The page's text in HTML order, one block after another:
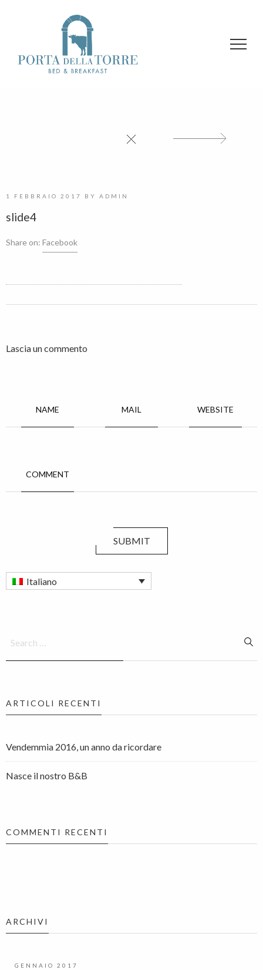
1 FEBBRAIO 2017 BY ADMIN
slide4
Share on: Facebook
Lascia un commento
NAME MAIL WEBSITE
COMMENT
SUBMIT
Italiano
ARTICOLI RECENTI
Vendemmia 2016, un anno da ricordare
Nasce il nostro B&B
COMMENTI RECENTI
ARCHIVI
GENNAIO 2017